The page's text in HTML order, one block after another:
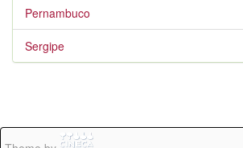
Pernambuco
Sergipe